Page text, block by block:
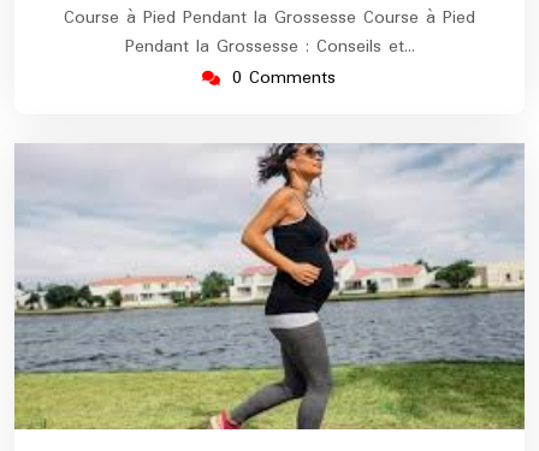
Course à Pied Pendant la Grossesse Course à Pied
Pendant la Grossesse : Conseils et…
0 Comments